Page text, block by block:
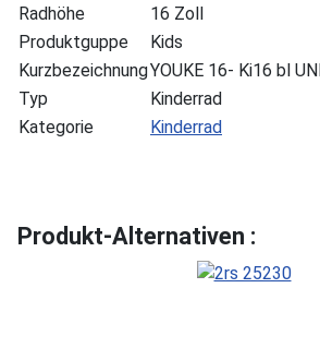
Radhöhe
16 Zoll
Produktguppe
Kids
KurzbezeichnungYOUKE 16- Ki16 bl
Typ
Kinderrad
Kategorie
Kinderrad
Produkt-Alternativen :